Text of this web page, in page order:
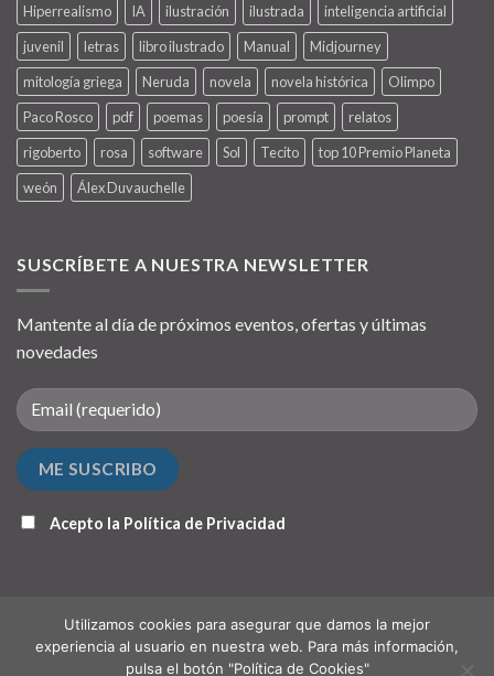
Hiperrealismo
IA ilustración ilustrada
inteligencia artificial
juvenil
letras libro ilustrado Manual
Midjourney
mitología griega
Neruda novela novela histórica
Olimpo
Paco Rosco
pdf poemas poesía prompt
relatos
rigoberto
rosa software Sol Tecito
top 10 Premio Planeta
weón
Álex Duvauchelle
SUSCRÍBETE A NUESTRA NEWSLETTER
Mantente al día de próximos eventos, ofertas y últimas
novedades
Acepto la Política de Privacidad
Utilizamos cookies para asegurar que damos la mejor
experiencia al usuario en nuestra web. Para más información,
pulsa el botón "Política de Cookies"